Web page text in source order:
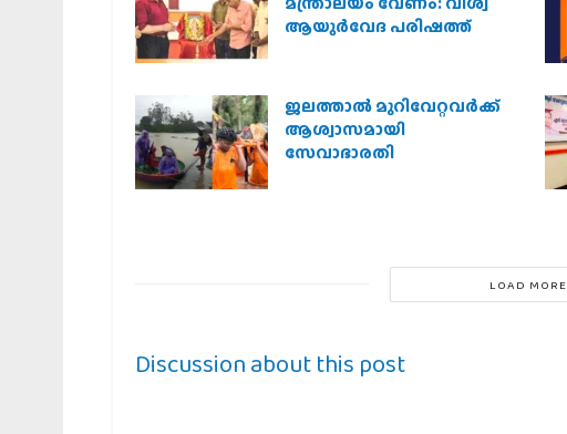
ആയുര്‍വേദ പരിഷത്ത്
ജലത്താല്‍ മുറിവേറ്റവര്‍ക്ക്
ആശ്വാസമായി
സേവാഭാരതി
LOAD MORE
Discussion about this post